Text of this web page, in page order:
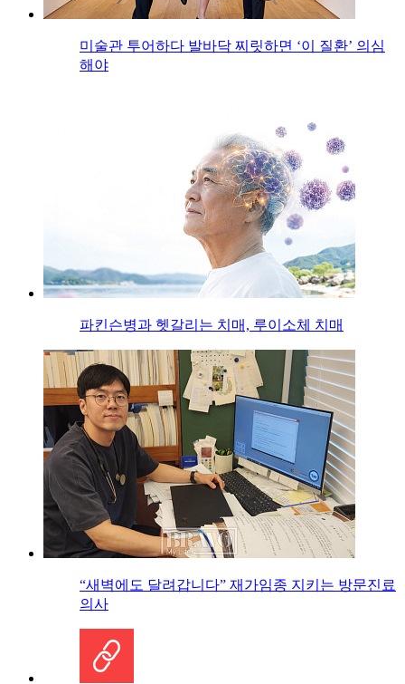
미술관 투어하다 발바닥 찌릿하면 ‘이 질환’ 의심
해야
파킨슨병과 헷갈리는 치매, 루이소체 치매
“새벽에도 달려갑니다” 재가임종 지키는 방문진료
의사